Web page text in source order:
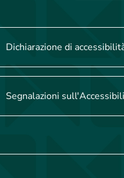
Dichiarazione di
Segnalazioni